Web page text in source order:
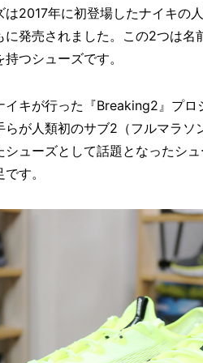
は2017年に初登場したナイキの
に発売されました。この2つは名
つシューズです。
イキが行った『Breaking2』プ
らが人類初のサブ2（フルマラソ
シューズとして話題となったシ
す。